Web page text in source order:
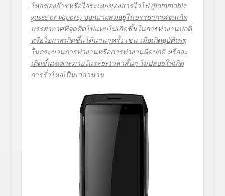
ไหลของก๊าซหรือไอระเหยของสารไวไฟ (flammable
gases or vapors) ออกมาผสมอยู่ในบรรยากาศจนเกิด
บรรยากาศที่จุดติดไฟแทบไม่เกิดขึ้นในการทำงานปกติ
หรือโอกาสเกิดขึ้นได้นานๆครั้ง เช่น เมื่อเกิดอุบัติเหตุ
ในกระบวนการทำงานหรือการทำงานผิดปกติ หรือจะ
เกิดขึ้นเฉพาะภายในระยะเวลาสั้นๆ ไม่ปล่อยให้เกิด
การรั่วไหลเป็นเวลานาน